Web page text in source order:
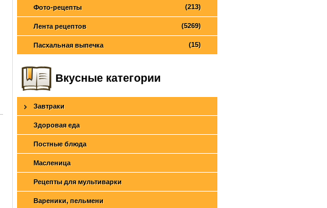
(213)
Фото-рецепты
(5269)
Лента рецептов
(15)
Пасхальная выпечка
Вкусные категории
Завтраки
Здоровая еда
Постные блюда
Масленица
Рецепты для мультиварки
Вареники, пельмени